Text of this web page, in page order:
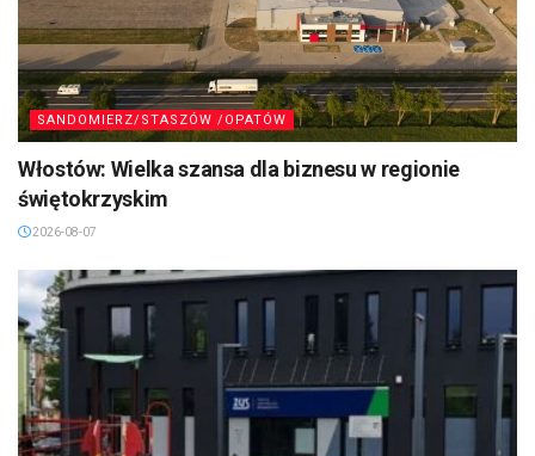
SANDOMIERZ/STASZÓW /OPATÓW
Włostów: Wielka szansa dla biznesu w regionie
świętokrzyskim
2026-08-07